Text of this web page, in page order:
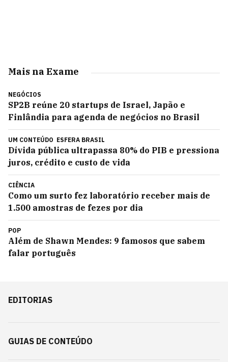
Mais na Exame
NEGÓCIOS
SP2B reúne 20 startups de Israel, Japão e
Finlândia para agenda de negócios no Brasil
UM CONTEÚDO ESFERA BRASIL
Dívida pública ultrapassa 80% do PIB e pressiona
juros, crédito e custo de vida
CIÊNCIA
Como um surto fez laboratório receber mais de
1.500 amostras de fezes por dia
POP
Além de Shawn Mendes: 9 famosos que sabem
falar português
EDITORIAS
GUIAS DE CONTEÚDO